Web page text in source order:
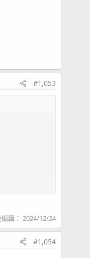
#1,053
輯： 2024/12/24
#1,054